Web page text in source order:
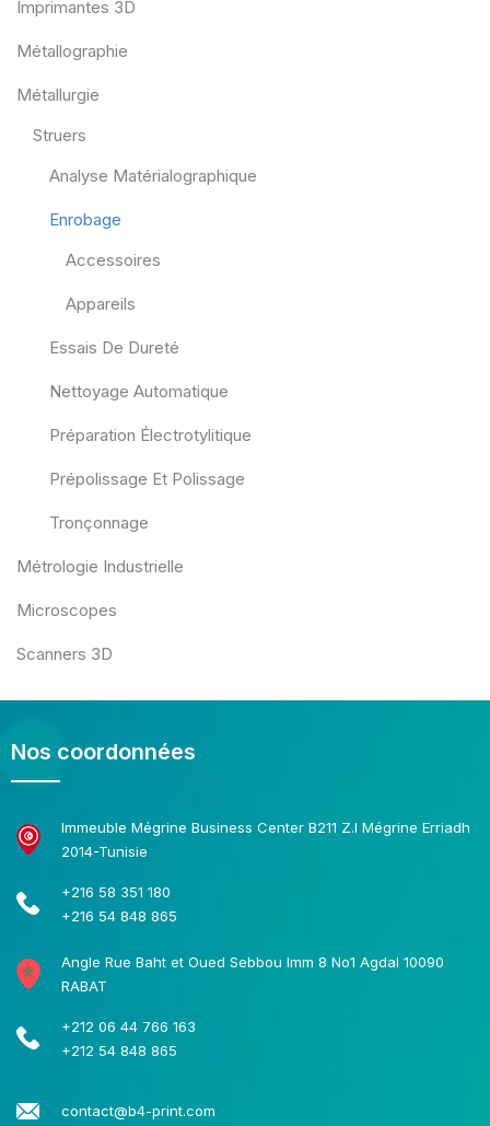
Imprimantes 3D
Métallographie
Métallurgie
Struers
Analyse Matérialographique
Enrobage
Accessoires
Appareils
Essais De Dureté
Nettoyage Automatique
Préparation Électrotylitique
Prépolissage Et Polissage
Tronçonnage
Métrologie Industrielle
Microscopes
Scanners 3D
Nos coordonnées
Immeuble Mégrine Business Center B211 Z.I Mégrine Erriadh
2014-Tunisie
+216 58 351 180
+216 54 848 865
Angle Rue Baht et Oued Sebbou Imm 8 No1 Agdal 10090
RABAT
+212 06 44 766 163
+212 54 848 865
contact@b4-print.com